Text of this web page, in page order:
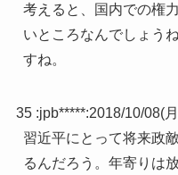
考えると、国内での権
いところなんでしょう
すね。
35 :jpb*****:2018/10/08(
習近平にとって将来政
るんだろう。年寄りは